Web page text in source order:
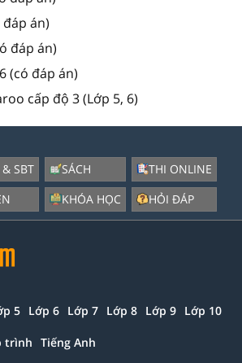
án)
đáp án)
(có đáp án)
cấp độ 3 (Lớp 5, 6)
SBT
SÁCH
KHÓA HỌC
THI ONLINE
HỎI ĐÁP
5 Lớp 6 Lớp 7 Lớp 8 Lớp 9 Lớp 10
trình Tiếng Anh